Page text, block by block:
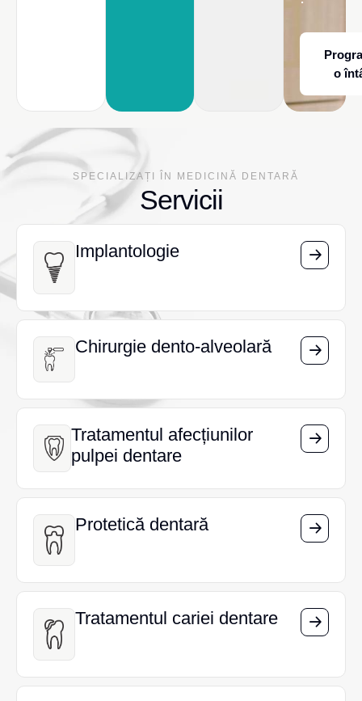
o
SPECIALIZAȚI ÎN MEDICINĂ DENTARĂ
Servicii
Implantologie
Implantologie
Chirurgie dento-alveolară
Chirurgie dento-alveolară
Tratamentul afecțiunilor
pulpei dentare
Tratamentul afecțiunilor
pulpei dentare
Protetică dentară
Protetică dentară
Tratamentul cariei dentare
Tratamentul cariei dentare